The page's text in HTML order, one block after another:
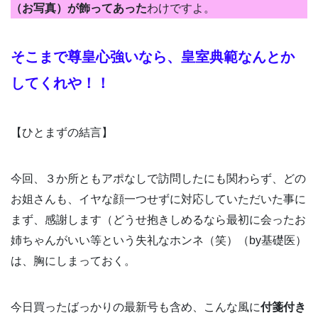
（お写真）が飾ってあったわけですよ。
そこまで尊皇心強いなら、皇室典範なんとか
してくれや！！
【ひとまずの結言】
今回、３か所ともアポなしで訪問したにも関わらず、どの
お姐さんも、イヤな顔一つせずに対応していただいた事に
まず、感謝します（どうせ抱きしめるなら最初に会ったお
姉ちゃんがいい等という失礼なホンネ（笑）（by基礎医）
は、胸にしまっておく。
今日買ったばっかりの最新号も含め、こんな風に付箋付き